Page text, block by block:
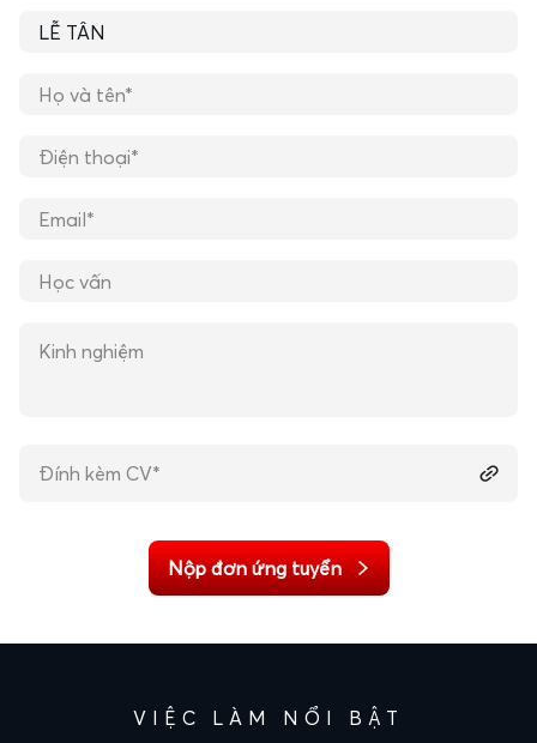
Đính kèm CV*
VIỆC LÀM NỔI BẬT